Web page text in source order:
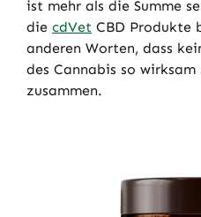
ist mehr als die Summe
die cdVet CBD Produkte
anderen Worten, dass
des Cannabis so
zusammen.
Produktgalerie